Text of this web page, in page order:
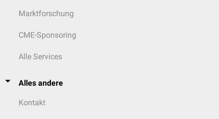
Marktforschung
CME-Sponsoring
Alle Services
Alles andere
Kontakt